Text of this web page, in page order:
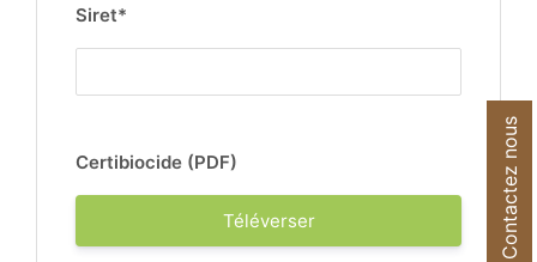
Contactez nous
Siret*
Certibiocide (PDF)
Téléverser